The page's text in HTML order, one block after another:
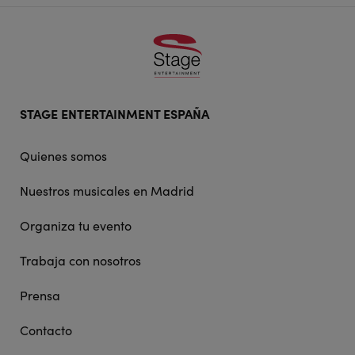
doormat
STAGE ENTERTAINMENT ESPAÑA
Quienes somos
Nuestros musicales en Madrid
Organiza tu evento
Trabaja con nosotros
Prensa
Contacto